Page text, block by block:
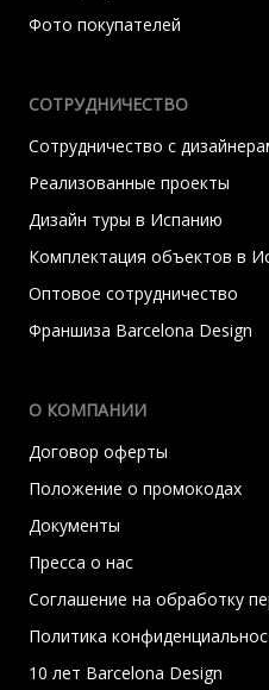
Фото покупателей
СОТРУДНИЧЕСТВО
Сотрудничество с
Реализованные проекты
Дизайн туры в Испанию
Комплектация объектов в
Оптовое сотрудничество
Франшиза Barcelona Design
О КОМПАНИИ
Договор оферты
Положение о промокодах
Документы
Пресса о нас
Соглашение на обработку
Политика
10 лет Barcelona Design